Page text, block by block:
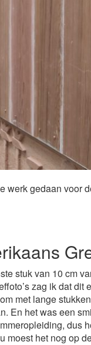
gedaan voor
stuk van 10 cm
zag ik dat
met lange
En het was een
dus
moest het nog op